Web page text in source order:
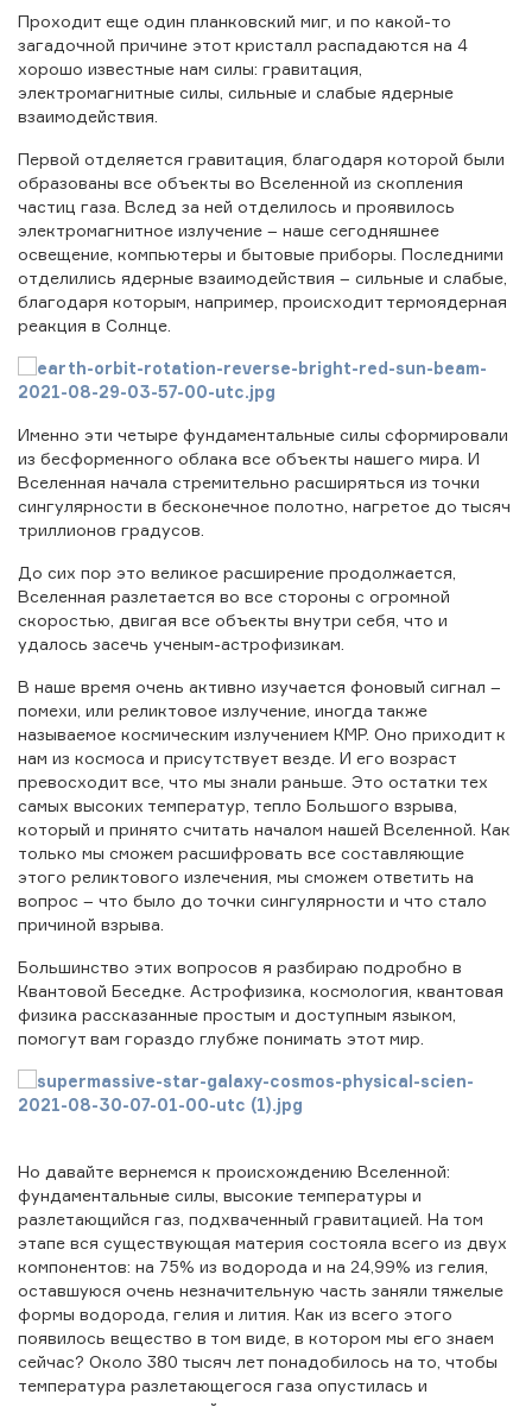
Проходит еще один планковский миг, и по какой-то
загадочной причине этот кристалл распадаются на 4
хорошо известные нам силы: гравитация,
электромагнитные силы, сильные и слабые ядерные
взаимодействия.
Первой отделяется гравитация, благодаря которой были
образованы все объекты во Вселенной из скопления
частиц газа. Вслед за ней отделилось и проявилось
электромагнитное излучение – наше сегодняшнее
освещение, компьютеры и бытовые приборы. Последними
отделились ядерные взаимодействия – сильные и слабые,
благодаря которым, например, происходит термоядерная
реакция в Солнце.
Именно эти четыре фундаментальные силы сформировали
из бесформенного облака все объекты нашего мира. И
Вселенная начала стремительно расширяться из точки
сингулярности в бесконечное полотно, нагретое до тысяч
триллионов градусов.
До сих пор это великое расширение продолжается,
Вселенная разлетается во все стороны с огромной
скоростью, двигая все объекты внутри себя, что и
удалось засечь ученым-астрофизикам.
В наше время очень активно изучается фоновый сигнал –
помехи, или реликтовое излучение, иногда также
называемое космическим излучением КМР. Оно приходит к
нам из космоса и присутствует везде. И его возраст
превосходит все, что мы знали раньше. Это остатки тех
самых высоких температур, тепло Большого взрыва,
который и принято считать началом нашей Вселенной. Как
только мы сможем расшифровать все составляющие
этого реликтового излечения, мы сможем ответить на
вопрос – что было до точки сингулярности и что стало
причиной взрыва.
Большинство этих вопросов я разбираю подробно в
Квантовой Беседке. Астрофизика, космология, квантовая
физика рассказанные простым и доступным языком,
помогут вам гораздо глубже понимать этот мир.
Но давайте вернемся к происхождению Вселенной:
фундаментальные силы, высокие температуры и
разлетающийся газ, подхваченный гравитацией. На том
этапе вся существующая материя состояла всего из двух
компонентов: на 75% из водорода и на 24,99% из гелия,
оставшуюся очень незначительную часть заняли тяжелые
формы водорода, гелия и лития. Как из всего этого
появилось вещество в том виде, в котором мы его знаем
сейчас? Около 380 тысяч лет понадобилось на то, чтобы
температура разлетающегося газа опустилась и